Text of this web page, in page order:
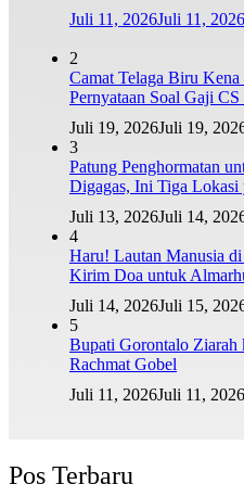
Juli 11, 2026Juli 11, 2026
2
Camat Telaga Biru
Pernyataan Soal Gaji
Juli 19, 2026Juli 19,
3
Patung Penghormatan
Digagas, Ini Tiga Lokasi
Juli 13, 2026Juli 14,
4
Haru! Lautan Manusia
Kirim Doa untuk
Juli 14, 2026Juli 15,
5
Bupati Gorontalo Ziarah
Rachmat Gobel
Juli 11, 2026Juli 11, 2026
Pos Terbaru